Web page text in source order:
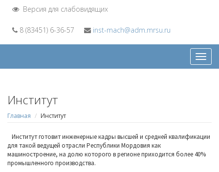
Версия для слабовидящих
8 (83451) 6-36-57 inst-mach@adm.mrsu.ru
меню
Институт
Главная Институт
Институт готовит инженерные кадры высшей и средней квалификации
для такой ведущей отрасли Республики Мордовия как
машиностроение, на долю которого в регионе приходится более 40%
промышленного производства.